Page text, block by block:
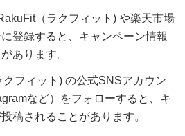
（ラクフィット) や楽天市場
登録すると、キャンペーン情報
あります。
クフィット) の公式SNSアカウン
など）をフォローすると、キ
稿されることがあります。